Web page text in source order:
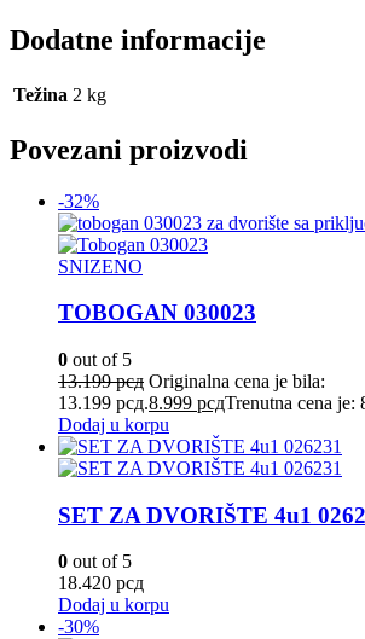
Dodatne informacije
Težina 2 kg
Povezani proizvodi
-32%
SNIZENO
TOBOGAN 030023
0 out of 5
13.199рсд Originalna cena je bila:
13.199 рсд.8.999 рсдTrenutna cena je:
Dodaj u korpu
SET ZA DVORIŠTE 4u1
0 out of 5
18.420 рсд
Dodaj u korpu
-30%